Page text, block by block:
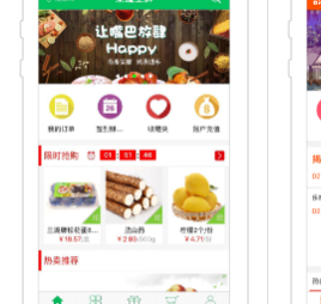
智慧门店类
综合电商类